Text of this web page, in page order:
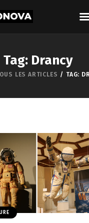
Tag: Drancy
LES ARTICLES TAG: